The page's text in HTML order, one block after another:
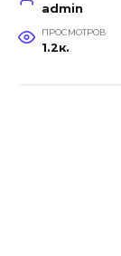
admin
ПРОСМОТРОВ
1.2к.